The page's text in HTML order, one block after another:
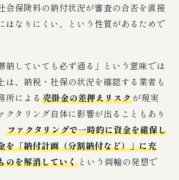
会保険料の納付状況が審査の合否を直接
はなりにくい、という性質があるためで
納していても必ず通る」という意味では
は、納税・社保の状況を確認する業者も
所による 売掛金の差押えリスクが現実
クタリング自体に影響が出ることもあり
ファクタリングで一時的に資金を確保し
を「納付計画（分割納付など）」に充
のを解消していく という両輪の発想で